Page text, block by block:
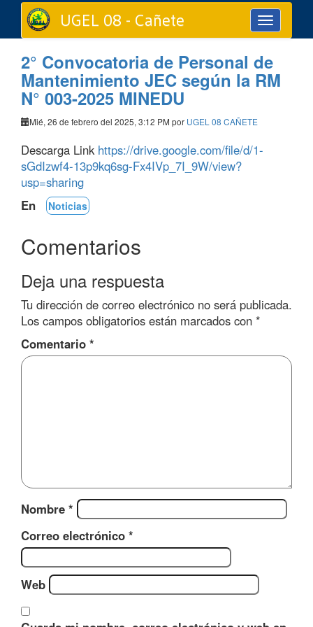
Toggle
navigation
UGEL 08 - Cañete
2° Convocatoria de Personal de
Mantenimiento JEC según la RM
N° 003-2025 MINEDU
Mié, 26 de febrero del 2025, 3:12 PM por UGEL 08 CAÑETE
Descarga Link https://drive.google.com/file/d/1-
sGdIzwf4-13p9kq6sg-Fx4IVp_7I_9W/view?
usp=sharing
En
Noticias
Comentarios
Deja una respuesta
Tu dirección de correo electrónico no será publicada.
Los campos obligatorios están marcados con *
Comentario *
Nombre *
Correo electrónico *
Web